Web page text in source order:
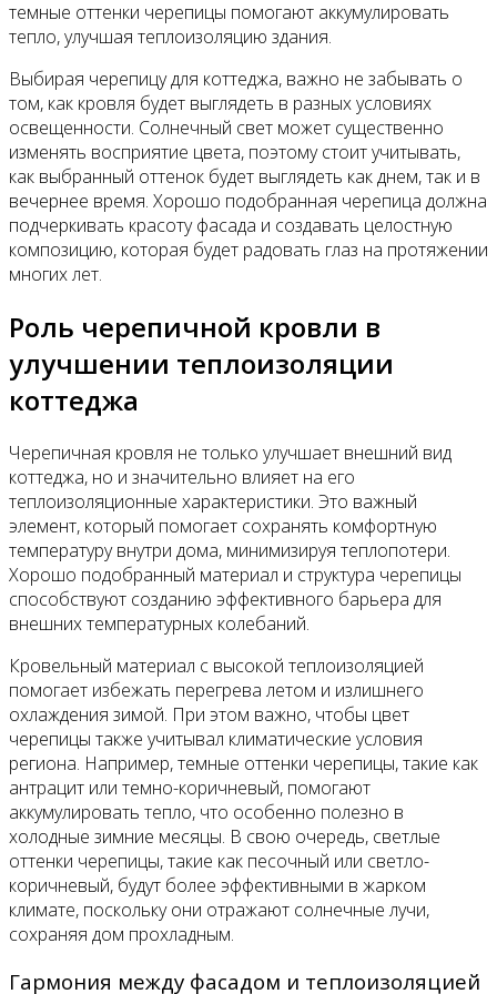
темные оттенки черепицы помогают аккумулировать
тепло, улучшая теплоизоляцию здания.
Выбирая черепицу для коттеджа, важно не забывать о
том, как кровля будет выглядеть в разных условиях
освещенности. Солнечный свет может существенно
изменять восприятие цвета, поэтому стоит учитывать,
как выбранный оттенок будет выглядеть как днем, так и в
вечернее время. Хорошо подобранная черепица должна
подчеркивать красоту фасада и создавать целостную
композицию, которая будет радовать глаз на протяжении
многих лет.
Роль черепичной кровли в
улучшении теплоизоляции
коттеджа
Черепичная кровля не только улучшает внешний вид
коттеджа, но и значительно влияет на его
теплоизоляционные характеристики. Это важный
элемент, который помогает сохранять комфортную
температуру внутри дома, минимизируя теплопотери.
Хорошо подобранный материал и структура черепицы
способствуют созданию эффективного барьера для
внешних температурных колебаний.
Кровельный материал с высокой теплоизоляцией
помогает избежать перегрева летом и излишнего
охлаждения зимой. При этом важно, чтобы цвет
черепицы также учитывал климатические условия
региона. Например, темные оттенки черепицы, такие как
антрацит или темно-коричневый, помогают
аккумулировать тепло, что особенно полезно в
холодные зимние месяцы. В свою очередь, светлые
оттенки черепицы, такие как песочный или светло-
коричневый, будут более эффективными в жарком
климате, поскольку они отражают солнечные лучи,
сохраняя дом прохладным.
Гармония между фасадом и теплоизоляцией